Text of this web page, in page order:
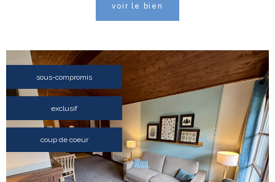
voir le bien
sous-compromis
exclusif
coup de coeur